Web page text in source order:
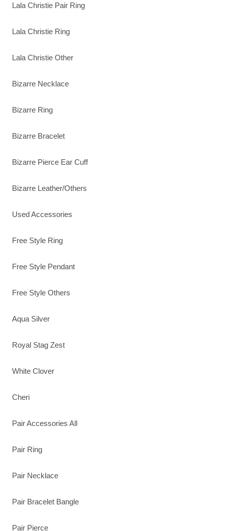
Lala Christie Pair Ring
Lala Christie Ring
Lala Christie Other
Bizarre Necklace
Bizarre Ring
Bizarre Bracelet
Bizarre Pierce Ear Cuff
Bizarre Leather/Others
Used Accessories
Free Style Ring
Free Style Pendant
Free Style Others
Aqua Silver
Royal Stag Zest
White Clover
Cheri
Pair Accessories All
Pair Ring
Pair Necklace
Pair Bracelet Bangle
Pair Pierce